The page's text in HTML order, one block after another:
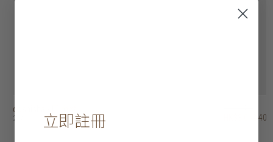
doshisha - 風扇燈
2 選項 HK$3,062.40
doshisha - 風扇燈
2 選項 HK$3,766.40
aeratron - FR 吊扇
2 選項 HK$3,678.40
aeratron ae3+ 吊扇
4 選項 HK$3,502.40
aeratron ae2+ 吊扇
4 選項 HK$3,502.40
hunter savoy 吊扇
HK$2,358.40
hunter outdoor elements II 吊扇 - 直扇葉
2 選項 HK$3,766.40
hunter industrie II 吊扇
3 選項 HK$2,358.40
hunter bayport 吊扇
HK$1,742.40
iconic orion 吊扇
3 選項 HK$2,622.40
立即註冊